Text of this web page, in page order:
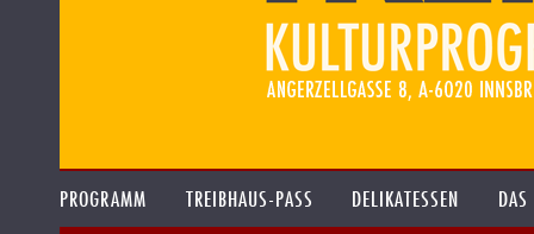
PROGRAMM TREIBHAUS-PASS DELIKATESSEN